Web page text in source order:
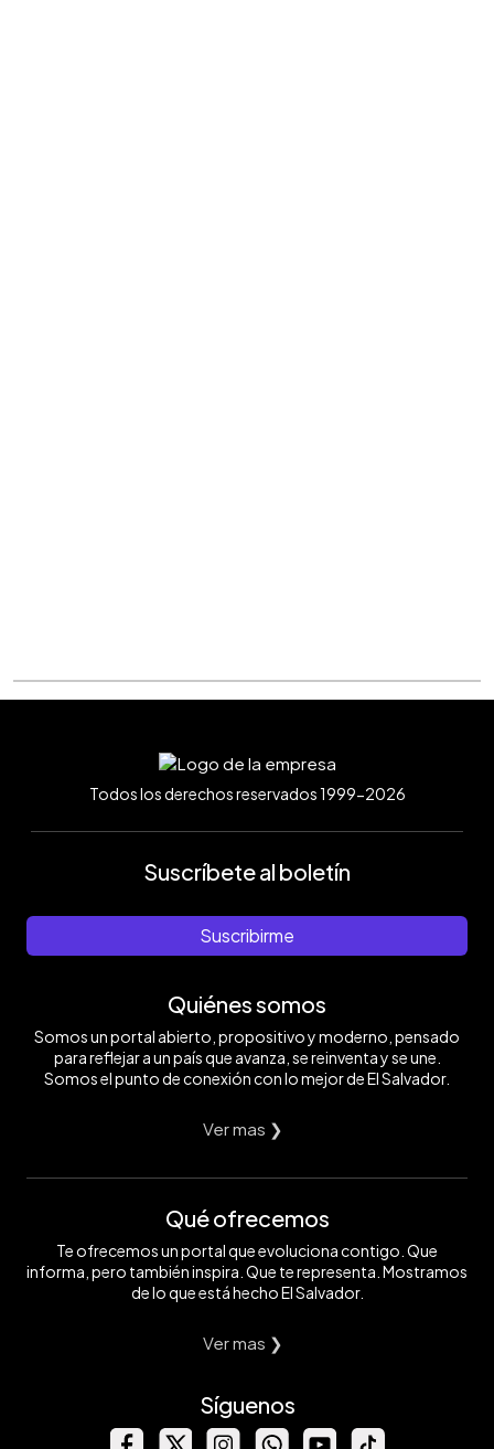
Todos los derechos reservados 1999-2026
Suscríbete al boletín
Suscribirme
Quiénes somos
Somos un portal abierto, propositivo y moderno, pensado
para reflejar a un país que avanza, se reinventa y se une.
Somos el punto de conexión con lo mejor de El Salvador.
Ver mas ❯
Qué ofrecemos
Te ofrecemos un portal que evoluciona contigo. Que
informa, pero también inspira. Que te representa. Mostramos
de lo que está hecho El Salvador.
Ver mas ❯
Síguenos